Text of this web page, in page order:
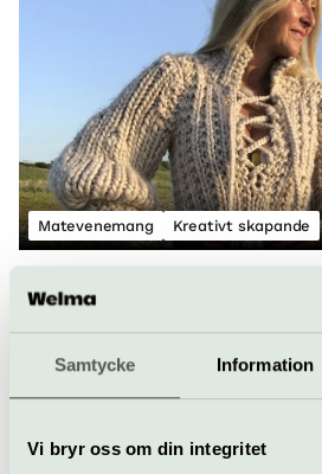
Samtycke Information
Vi bryr oss om din integritet
Matevenemang Kreativt skapande
Mat & Hantverk med
Ann Bonander Looft